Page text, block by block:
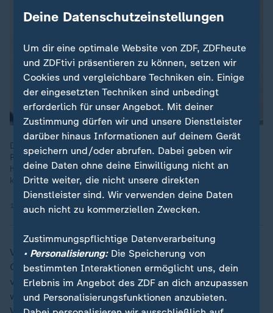
Die venezolanische Oppositionspolitikerin und
Friedensnobelpreisträgerin María Machado unterstützt das
harte US-Vorgehen gegen das Maduro-Regime. Völkerrechtler
kritisieren Maßnahmen als illegal.
15.12.2025 | 0:35 min
Venezuela habe mittlerweile neue Märkte erschlossen,
China sei "ein zentraler Empfänger von
venezolanischem Öl", erläutert Maihold. Trump wolle
wiederherstellen, "was früher üblich war":
Deine Datenschutzeinstellungen
Um dir eine optimale Website von ZDF, ZDFheute
und ZDFtivi präsentieren zu können, setzen wir
Cookies und vergleichbare Techniken ein. Einige
der eingesetzten Techniken sind unbedingt
erforderlich für unser Angebot. Mit deiner
Zustimmung dürfen wir und unsere Dienstleister
darüber hinaus Informationen auf deinem Gerät
speichern und/oder abrufen. Dabei geben wir
deine Daten ohne deine Einwilligung nicht an
Dritte weiter, die nicht unsere direkten
Dienstleister sind. Wir verwenden deine Daten
auch nicht zu kommerziellen Zwecken.
Zustimmungspflichtige Datenverarbeitung
• Personalisierung:Die Speicherung von
bestimmten Interaktionen ermöglicht uns, dein
Erlebnis im Angebot des ZDF an dich anzupassen
und Personalisierungsfunktionen anzubieten.